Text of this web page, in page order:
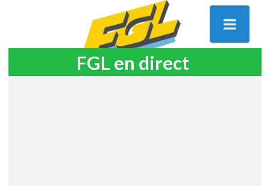
FGL en direct